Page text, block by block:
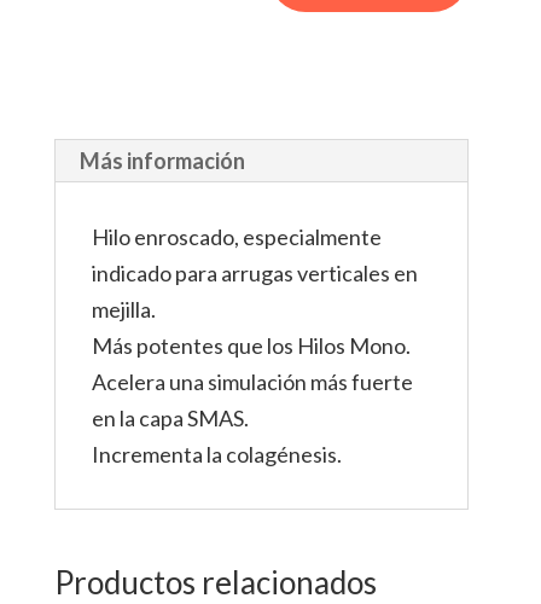
Más información
Hilo enroscado, especialmente
indicado para arrugas verticales en
mejilla.
Más potentes que los Hilos Mono.
Acelera una simulación más fuerte
en la capa SMAS.
Incrementa la colagénesis.
Productos relacionados